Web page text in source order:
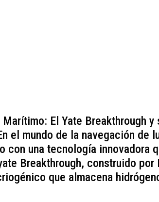
El Yate Breakthrough y
el mundo de la navegación de
con una tecnología innovadora
Breakthrough, construido por
que almacena